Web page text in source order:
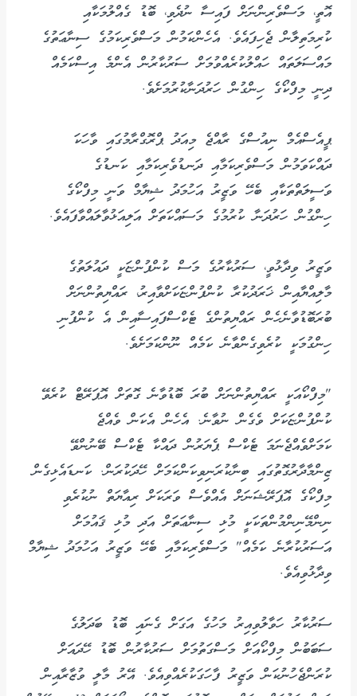
އޮތީ، މަސްވެރިންނަށް ފައިސާ ނުދެވި، ބޮޑު ގެއްލުމަކާއި
ކުރިމަތިލާން ޖެހިފައެވެ. އެހެންކަމުން މަސްވެރިކަމުގެ ސިނާޢަތުގެ
މައްސަލަތައް ހައްލުކުރެއްވުމަށް ސަރުކާރުން އެންމެ އިސްކަމެއް
ދިނީ މިފްކޯގެ ހިންގުން ހަރުދަނާކުރުމަށެވެ.
ޕީއެސްއެމް ނިއުސްގެ ރާއްޖެ މިއަދު ޕްރޮގްރާމުގައި ވާހަކަ
ދައްކަވަމުން މަސްވެރިކަމާއި ދަނޑުވެރިކަމާއި ކަނޑުގެ
ވަސީލަތްތަކާއި ބެހޭ ވަޒީރު އަހުމަދު ޝިޔާމް ވަނީ މިފްކޯގެ
ހިންގުން ހަރުދަނާ ކުރުމުގެ މަސައްކަތަށް އަލިއަޅުވާލައްވާފައެވެ.
ވަޒީރު ވިދާޅުވީ، ސަރުކާރުގެ މަސް ކުންފުންޏަކީ ދައުލަތުގެ
މާލިއްޔާއިން ޚަރަދުކުރާ ކުންފުންޏަކަށްވާއިރު، ރައްޔިތުންނަށް
ބުރަބޮޑުވާނެހެން ރައްޔިތުންގެ ޓެކްސްފައިސާއިން އެ ކުންފުނި
ހިންގުމަކީ ކުރެވިގެންވާނެ ކަމެއް ނޫންކަމަށެވެ.
"މިފްކޯއަކީ ރައްޔިތުންނަށް ބުރަ ބޮޑުވާނެ ގޮތަށް އޮޕަރޭޓް ކުރެވޭ
ކުންފުންޏަކަށް ވެގެން ނުވާނެ. އެހެން އެކަން ވެއްޖެ
ކަމަށްވެއްޖެނަމަ ޓެކްސް ޕެޔަރުން ދައްކާ ޓެކްސް ބޭނުންވޭ
ޒިންމާދާރުގޮތުގައި ބިނާކުރަނިވިކަންކަމަށް ހޭދަކުރަން. ކަނޑައެޅިގެން
މިފްކޯގެ އޮޕަރޭޝަނަށް އެއްވެސް ވަރަކަށް ރިއާޔަތް ނުކުރެވި
ނިންމޭނިންމުންތަކަކީ މުޅި ސިނާޢަތަށް އަދި މުޅި ޤައުމަށް
އަސަރުކުރާނެ ކަމެއް" މަސްވެރިކަމާއި ބެހޭ ވަޒީރު އަހުމަދު ޝިޔާމް
ވިދާޅުވިއެވެ.
ސަރުކާރު ހަވާލުވިއިރު މަހުގެ އަގަށް ގެނައި ބޮޑު ބަދަލުގެ
ސަބަބުން މިފްކޯއަށް މަސްގަތުމަށް ސަރުކާރުން ބޮޑު ހޭދައަށް
ކުރަންޖެހުނުކަން ވަޒީރު ފާހަގަކުރެއްވިއެވެ. އޭރު މާލީ ވުޒާރާއިން